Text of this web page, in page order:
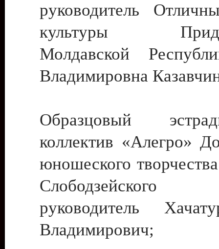
руководитель
культуры
Молдавской
Владимировна
Образцовый
коллектив «Алегро»
юношеского
руководитель
Владимирович;